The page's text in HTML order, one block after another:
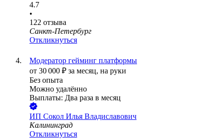
4.7
•
122 отзыва
Санкт-Петербург
Откликнуться
Модератор гейминг платформы
от 30 000 ₽ за месяц, на руки
Без опыта
Можно удалённо
Выплаты: Два раза в месяц
ИП Сокол Илья Владиславович
Калининград
Откликнуться